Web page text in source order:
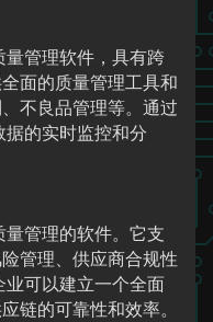
量管理软件，具有跨
面的质量管理工具和
不良品管理等。通过
据的实时监控和分
量管理的软件。它支
管理、供应商合规性
业可以建立一个全面
链的可靠性和效率。